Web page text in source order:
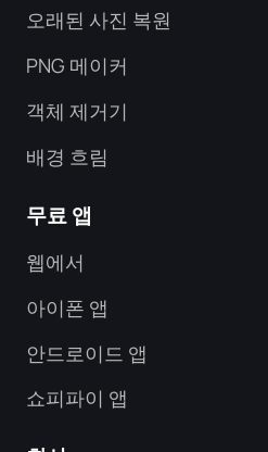
오래된 사진 복원
PNG 메이커
객체 제거기
배경 흐림
무료 앱
웹에서
아이폰 앱
안드로이드 앱
쇼피파이 앱